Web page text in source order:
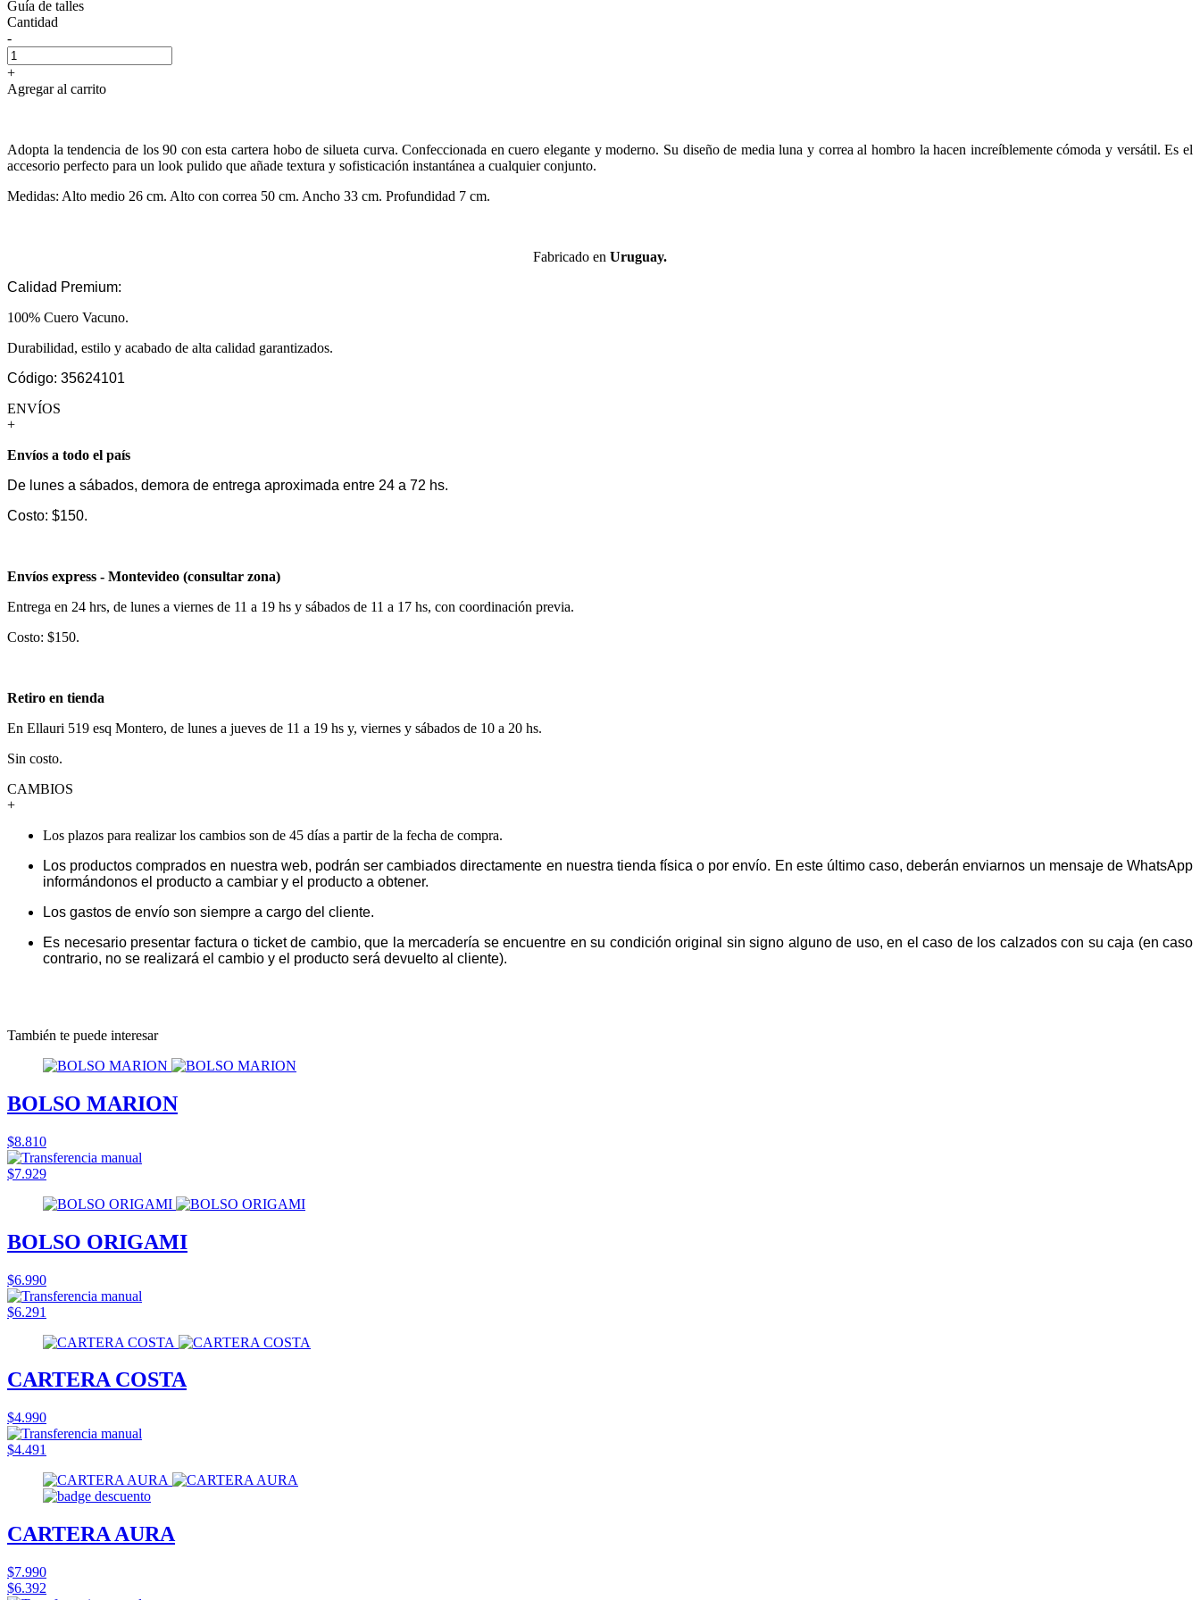
Guía de talles
Cantidad
-
+
Agregar al carrito
Adopta la tendencia de los 90 con esta cartera hobo de silueta curva. Confeccionada en cuero elegante y moderno. Su diseño de media luna y correa al hombro la hacen increíblemente cómoda y versátil. Es el
accesorio perfecto para un look pulido que añade textura y sofisticación instantánea a cualquier conjunto.
Medidas: Alto medio 26 cm. Alto con correa 50 cm. Ancho 33 cm. Profundidad 7 cm.
Fabricado en Uruguay.
Calidad Premium:
100% Cuero Vacuno.
Durabilidad, estilo y acabado de alta calidad garantizados.
Código: 35624101
ENVÍOS
+
Envíos a todo el país
De lunes a sábados, demora de entrega aproximada entre 24 a 72 hs.
Costo: $150.
Envíos express - Montevideo (consultar zona)
Entrega en 24 hrs, de lunes a viernes de 11 a 19 hs y sábados de 11 a 17 hs, con coordinación previa.
Costo: $150.
Retiro en tienda
En Ellauri 519 esq Montero, de lunes a jueves de 11 a 19 hs y, viernes y sábados de 10 a 20 hs.
Sin costo.
CAMBIOS
+
Los plazos para realizar los cambios son de 45 días a partir de la fecha de compra.
Los productos comprados en nuestra web, podrán ser cambiados directamente en nuestra tienda física o por envío. En este último caso, deberán enviarnos un mensaje de WhatsApp
informándonos el producto a cambiar y el producto a obtener.
Los gastos de envío son siempre a cargo del cliente.
Es necesario presentar factura o ticket de cambio, que la mercadería se encuentre en su condición original sin signo alguno de uso, en el caso de los calzados con su caja (en caso
contrario, no se realizará el cambio y el producto será devuelto al cliente).
También te puede interesar
BOLSO MARION
$8.810
$7.929
BOLSO ORIGAMI
$6.990
$6.291
CARTERA COSTA
$4.990
$4.491
CARTERA AURA
$7.990
$6.392